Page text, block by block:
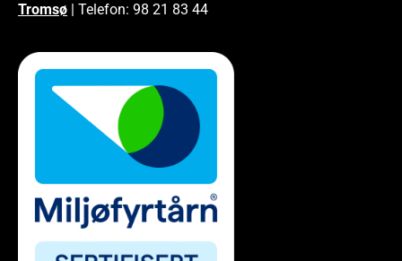
Tromsø | Telefon: 98 21 83 44